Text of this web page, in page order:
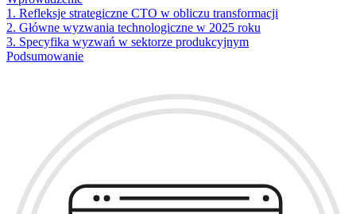
1. Refleksje strategiczne CTO w obliczu transformacji
2. Główne wyzwania technologiczne w 2025 roku
3. Specyfika wyzwań w sektorze produkcyjnym
Podsumowanie